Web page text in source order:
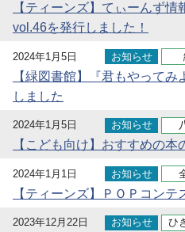
【ティーンズ】てぃーんず情
vol.46を発行しました！
2024年1月5日 お知らせ
【緑図書館】『君もやって
しました
2024年1月5日 お知らせ
【こども向け】おすすめの本
2024年1月1日 お知らせ
【ティーンズ】ＰＯＰコン
2023年12月22日 お知らせ ひ